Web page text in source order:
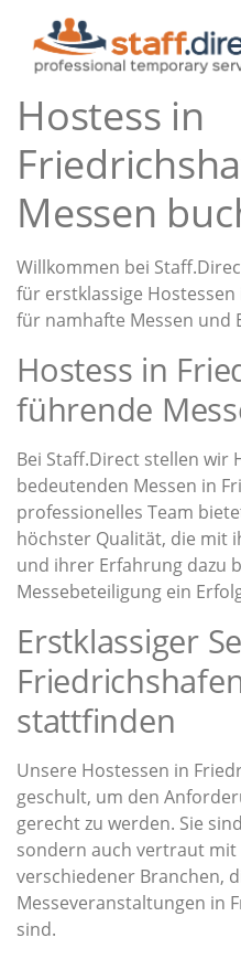
Hostess in
Messen
Willkommen bei
für erstklassige
für namhafte Messen und
Hostess in
führende
Bei Staff.Direct stellen wir
bedeutenden Messen in
professionelles Team
höchster Qualität, die mit
und ihrer Erfahrung dazu
Messebeteiligung ein
Erstklassiger
stattfinden
Unsere Hostessen in
geschult, um den
gerecht zu werden. Sie
sondern auch vertraut
verschiedener Branchen,
Messeveranstaltungen in
sind.